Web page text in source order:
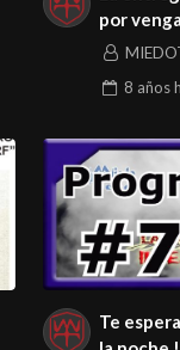
por
8 años
Te